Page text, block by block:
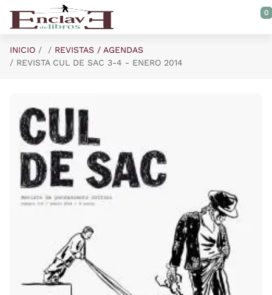
Saltar al contenido principal
0
INICIO
REVISTAS / AGENDAS
REVISTA CUL DE SAC 3-4 - ENERO 2014